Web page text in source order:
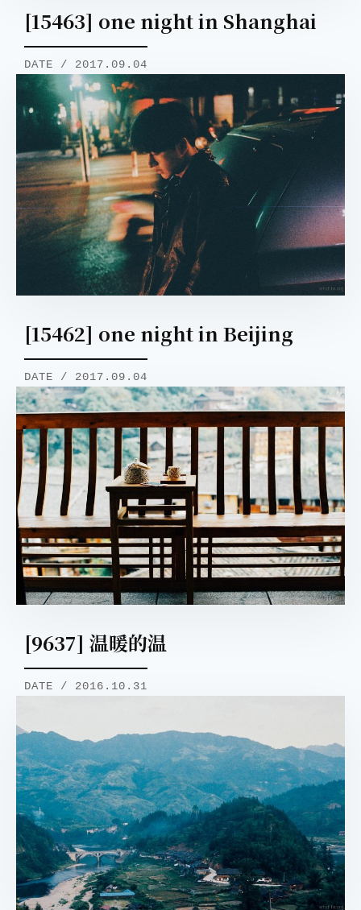
[15463] one night in Shanghai
DATE / 2017.09.04
[15462] one night in Beijing
DATE / 2017.09.04
[9637] 温暖的温
DATE / 2016.10.31